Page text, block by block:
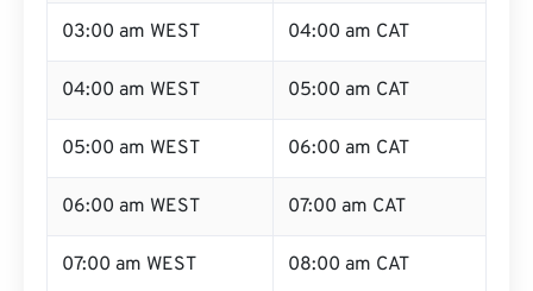
03:00 am WEST 04:00 am CAT
04:00 am WEST 05:00 am CAT
05:00 am WEST 06:00 am CAT
06:00 am WEST 07:00 am CAT
07:00 am WEST 08:00 am CAT